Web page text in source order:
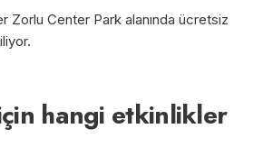
Zorlu Center Park alanında ücretsiz
hangi etkinlikler